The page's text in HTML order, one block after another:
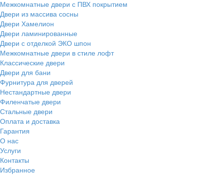
Межкомнатные двери с ПВХ покрытием
Двери из массива сосны
Двери Хамелион
Двери ламинированные
Двери с отделкой ЭКО шпон
Межкомнатные двери в стиле лофт
Классические двери
Двери для бани
Фурнитура для дверей
Нестандартные двери
Филенчатые двери
Стальные двери
Оплата и доставка
Гарантия
О нас
Услуги
Контакты
Избранное